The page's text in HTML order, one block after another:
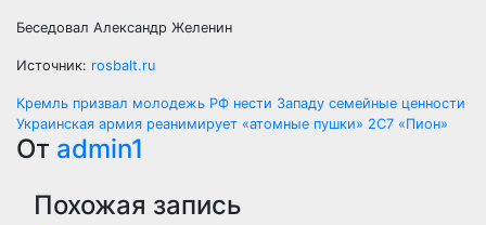
Беседовал Александр Желенин
Источник: rosbalt.ru
Навигация
по
записям
Кремль призвал молодежь РФ нести Западу семейные ценности
Украинская армия реанимирует «атомные пушки» 2С7 «Пион»
От admin1
Похожая запись